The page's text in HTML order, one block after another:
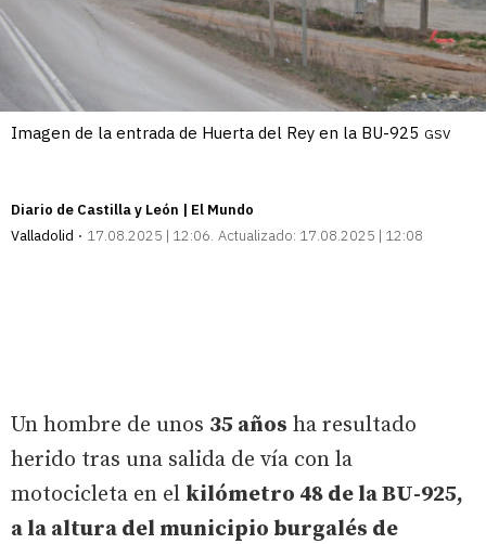
Imagen de la entrada de Huerta del Rey en la BU-925 GSV
Diario de Castilla y León | El Mundo
Valladolid
17.08.2025 | 12:06 Actualizado: 17.08.2025 | 12:08
Un hombre de unos 35 años ha resultado
herido tras una salida de vía con la
motocicleta en el kilómetro 48 de la BU-925,
a la altura del municipio burgalés de